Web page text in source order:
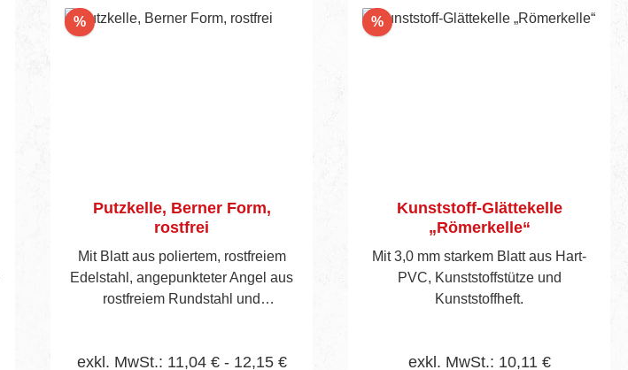
%Rabatt
Putzkelle, Berner Form,
rostfrei
Mit Blatt aus poliertem, rostfreiem
Edelstahl, angepunkteter Angel aus
rostfreiem Rundstahl und
exkl. MwSt.: 11,04 € - 12,15 €
%Rabatt
Kunststoff-Glättekelle
„Römerkelle“
Mit 3,0 mm starkem Blatt aus Hart-
PVC, Kunststoffstütze und
Kunststoffheft.
exkl. MwSt.: 10,11 €